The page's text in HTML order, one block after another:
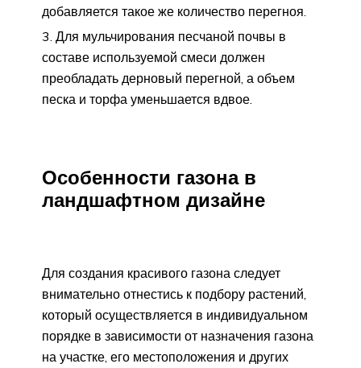
добавляется такое же количество перегноя.
Для мульчирования песчаной почвы в
составе используемой смеси должен
преобладать дерновый перегной, а объем
песка и торфа уменьшается вдвое.
Особенности газона в
ландшафтном дизайне
Для создания красивого газона следует
внимательно отнестись к подбору растений,
который осуществляется в индивидуальном
порядке в зависимости от назначения газона
на участке, его местоположения и других